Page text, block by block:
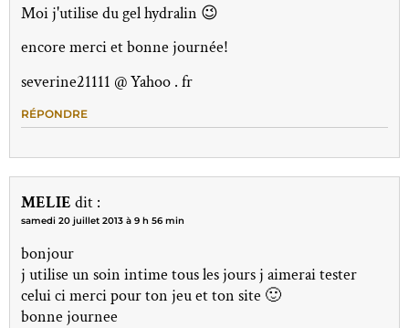
Moi j'utilise du gel hydralin 😉
encore merci et bonne journée!
severine21111 @ Yahoo . fr
RÉPONDRE
MELIE dit :
samedi 20 juillet 2013 à 9 h 56 min
bonjour
j utilise un soin intime tous les jours j aimerai tester
celui ci merci pour ton jeu et ton site 🙂
bonne journee